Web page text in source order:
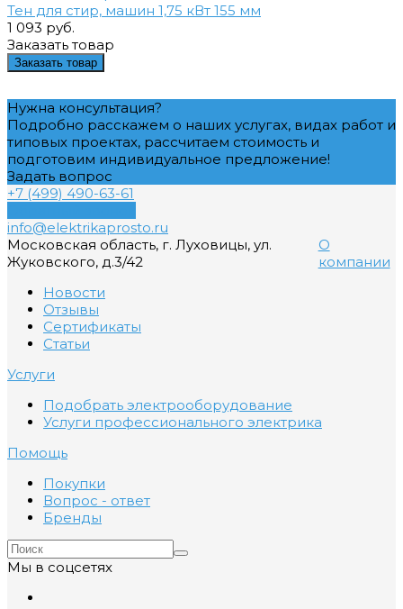
Тен для стир, машин 1,75 кВт 155 мм
1 093 руб.
Заказать товар
Заказать товар
Нужна консультация?
Подробно расскажем о наших услугах, видах работ и
типовых проектах, рассчитаем стоимость и
подготовим индивидуальное предложение!
Задать вопрос
+7 (499) 490-63-61
info@elektrikaprosto.ru
Московская область, г. Луховицы, ул.
Жуковского, д.3/42
О
компании
Новости
Отзывы
Сертификаты
Статьи
Услуги
Подобрать электрооборудование
Услуги профессионального электрика
Помощь
Покупки
Вопрос - ответ
Бренды
Мы в соцсетях